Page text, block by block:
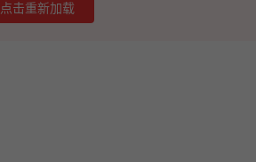
点击重新加载